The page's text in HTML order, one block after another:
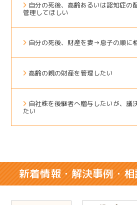
自分の死後、高齢あるいは認知症の
管理してほしい
自分の死後、財産を妻→息子の順に
高齢の親の財産を管理したい
自社株を後継者へ贈与したいが、議
たい
新着情報・解決事例・